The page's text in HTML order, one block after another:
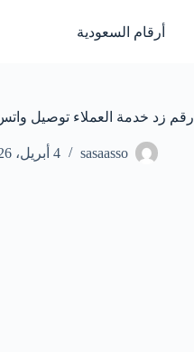
المحتوى
أرقام السعودية
رقم زد خدمة العملاء توصيل
sasaasso 4 أبريل، 2026